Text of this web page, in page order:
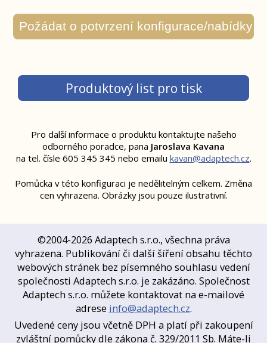
Produktový list pro tisk
Pro další informace o produktu kontaktujte našeho
odborného poradce, pana Jaroslava Kavana
na tel. čísle 605 345 345 nebo emailu kavan@adaptech.cz.
Pomůcka v této konfiguraci je nedělitelným celkem. Změna
cen vyhrazena. Obrázky jsou pouze ilustrativní.
©2004-2026 Adaptech s.r.o., všechna práva
vyhrazena. Publikování či další šíření obsahu těchto
webových stránek bez písemného souhlasu vedení
společnosti Adaptech s.r.o. je zakázáno. Společnost
Adaptech s.r.o. můžete kontaktovat na e-mailové
adrese info@adaptech.cz.
Uvedené ceny jsou včetně DPH a platí při zakoupení
zvláštní pomůcky dle zákona č. 329/2011 Sb. Máte-li